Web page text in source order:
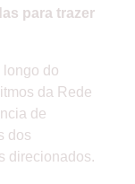
para trazer
longo do
da Rede
de
dos
direcionados.